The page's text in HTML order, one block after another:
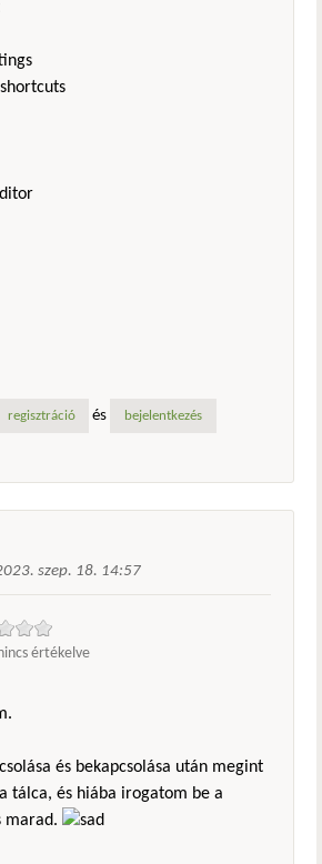
regisztráció és bejelentkezés
szep. 18. 14:57
értékelve
és bekapcsolása után megint
tálca, és hiába irogatom be a
marad.